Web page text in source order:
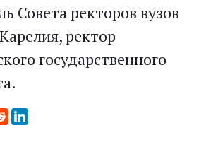
Совета ректоров вузов
ректор
государственного